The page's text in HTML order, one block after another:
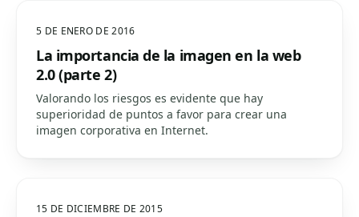
5 DE ENERO DE 2016
La importancia de la imagen en la web
2.0 (parte 2)
Valorando los riesgos es evidente que hay
superioridad de puntos a favor para crear una
imagen corporativa en Internet.
15 DE DICIEMBRE DE 2015